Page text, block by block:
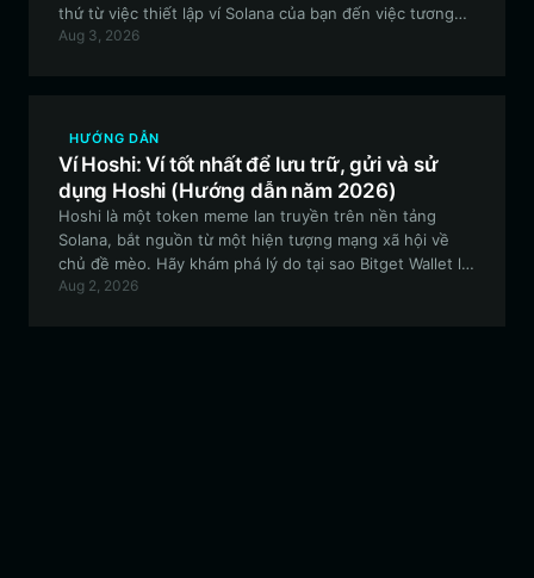
thứ từ việc thiết lập ví Solana của bạn đến việc tương
tác với cộng đồng Out of Office Possum một cách an
Aug 3, 2026
HƯỚNG DẪN
Ví Hoshi: Ví tốt nhất để lưu trữ, gửi và sử
dụng Hoshi (Hướng dẫn năm 2026)
Hoshi là một token meme lan truyền trên nền tảng
Solana, bắt nguồn từ một hiện tượng mạng xã hội về
chủ đề mèo. Hãy khám phá lý do tại sao Bitget Wallet là
lựa chọn hàng đầu để quản lý tài sản Hoshi của bạn,
Aug 2, 2026